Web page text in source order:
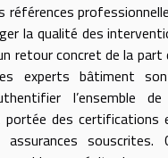
références
la qualité des
retour concret de la part
experts bâtiment
l’ensemble
portée des
souscrites.